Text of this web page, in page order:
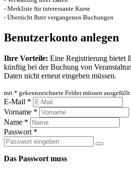
- Merkliste für interessante Kurse
- Übersicht Ihrer vergangenen Buchungen
Benutzerkonto anlegen
Ihre Vorteile: Eine Registrierung bietet
künftig bei der Buchung von
Daten nicht erneut eingeben müssen.
mit * gekennzeichnete Felder müssen ausgefüllt
E-Mail *
Vorname *
Name *
Passwort *
Das Passwort muss